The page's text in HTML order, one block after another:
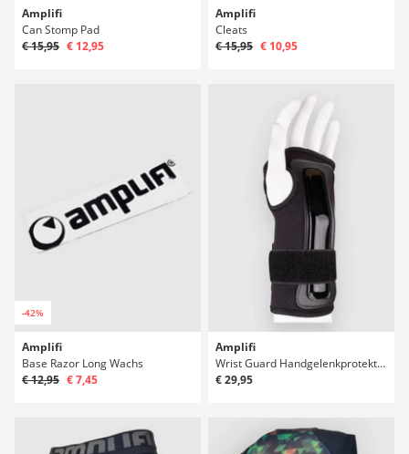
Amplifi
Can Stomp Pad
€ 15,95 € 12,95
Amplifi
Cleats
€ 15,95 € 10,95
-42%
Amplifi
Base Razor Long Wachs
€ 12,95 € 7,45
Amplifi
Wrist Guard Handgelenkprotektor
€ 29,95